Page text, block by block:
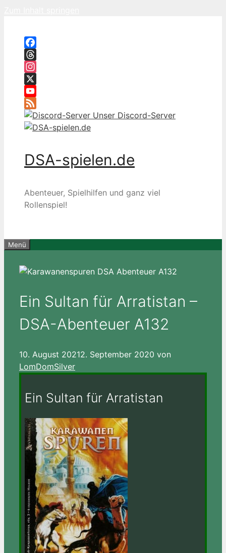
Facebook
Threads
Instagram
X
YouTube
Feed
Unser Discord-Server
DSA-spielen.de
Abenteuer, Spielhilfen und ganz viel
Rollenspiel!
Menü
Ein Sultan für Arratistan –
DSA-Abenteuer A132
10. August 20212. September 2020 von
LomDomSilver
Ein Sultan für Arratistan